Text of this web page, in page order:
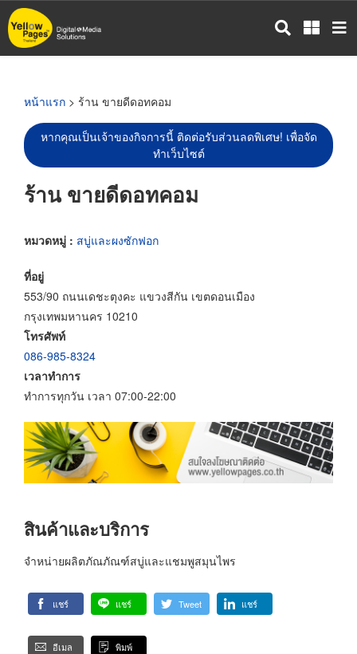
ข้าม
ไป
หน้าแรก > ร้าน ขายดีดอทคอม
หากคุณเป็นเจ้าของกิจการนี้ ติดต่อรับส่วนลดพิเศษ! เพื่อจัด
ทำเว็บไซต์
ร้าน ขายดีดอทคอม
หมวดหมู่ : สบู่และผงซักฟอก
ที่อยู่
553/90 ถนนเดชะตุงคะ แขวงสีกัน เขตดอนเมือง
กรุงเทพมหานคร 10210
โทรศัพท์
086-985-8324
เวลาทำการ
ทำการทุกวัน เวลา 07:00-22:00
สินค้าและบริการ
จำหน่ายผลิตภัณภัณฑ์สบู่และแชมพูสมุนไพร
แชร์ แชร์ Tweet แชร์
อีเมล พิมพ์